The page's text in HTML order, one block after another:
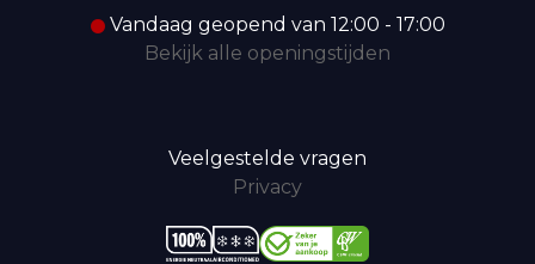
Vandaag geopend van 12:00 - 17:00
Bekijk alle openingstijden
Veelgestelde vragen
Privacy